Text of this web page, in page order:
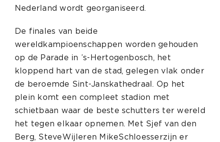
Nederland wordt georganiseerd.
De finales van beide
wereldkampioenschappen worden gehouden
op de Parade in ’s-Hertogenbosch, het
kloppend hart van de stad, gelegen vlak onder
de beroemde Sint-Janskathedraal. Op het
plein komt een compleet stadion met
schietbaan waar de beste schutters ter wereld
het tegen elkaar opnemen. Met Sjef van den
Berg, Steve Wijler en Mike Schloesser zijn er